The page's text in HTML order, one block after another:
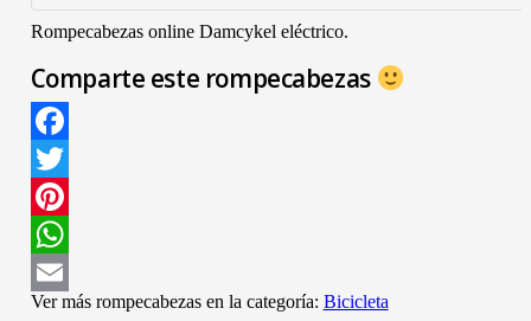
Rompecabezas online Damcykel eléctrico.
Comparte este rompecabezas
Facebook
Twitter
Pinterest
WhatsApp
Email
Ver más rompecabezas en la categoría: Bicicleta